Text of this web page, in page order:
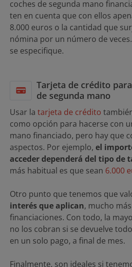
coches de segunda mano
ten en cuenta que con ellos
8.000 euros o la cantidad que
nómina por un número de
se especifique.
Tarjeta de crédito
de segunda mano
Usar la tarjeta de crédito
como opción para hacerse con
mano financiado, pero hay que
aspectos. Por ejemplo, el
acceder dependerá del tipo de
más habitual es que sean 6.000
Otro punto que tenemos que
interés que aplican, mucho más
financiaciones. Con todo, la
no los cobran si se devuelve
en un solo pago, a final de mes.
Finalmente, son ideales si